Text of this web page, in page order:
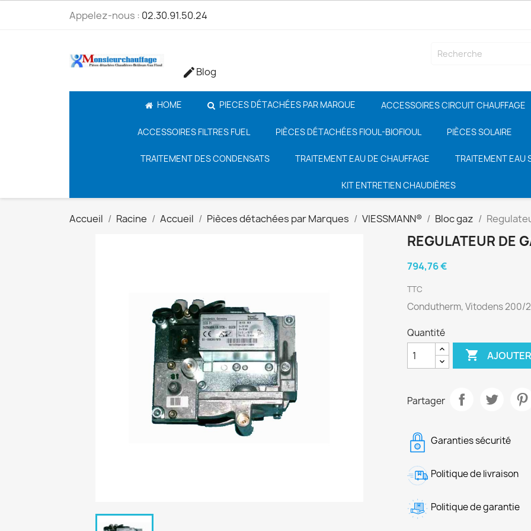
Appelez-nous : 02.30.91.50.24
Blog
HOME PIECES DÉTACHÉES PAR MARQUE ACCESSOIRES CIRCUIT CHAUFFAGE
ACCESSOIRES FILTRES FUEL PIÈCES DÉTACHÉES FIOUL-BIOFIOUL PIÈCES SOLAIRE
TRAITEMENT DES CONDENSATS TRAITEMENT EAU DE CHAUFFAGE TRAITEMENT EAU
KIT ENTRETIEN CHAUDIÈRES
Accueil Racine Accueil Pièces détachées par Marques VIESSMANN® Bloc gaz
REGULATEUR DE
794,76 €
TTC
Condutherm, Vitodens 200/
Quantité

Partager
Garanties sécurité
Politique de livraison
Politique de garantie